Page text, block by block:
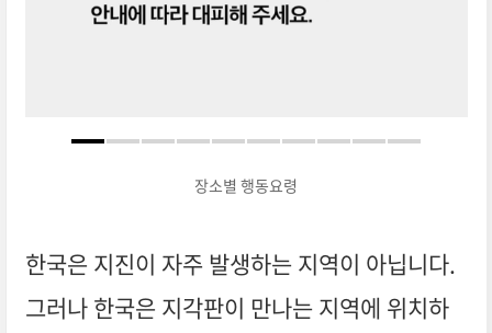
장소별 행동요령
한국은 지진이 자주 발생하는 지역이 아닙니다.
그러나 한국은 지각판이 만나는 지역에 위치하